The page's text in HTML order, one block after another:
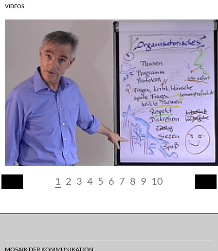
VIDEOS
1 2 3 4 5 6 7 8 9 10
MOSAIK DER KOMMUNIKATION